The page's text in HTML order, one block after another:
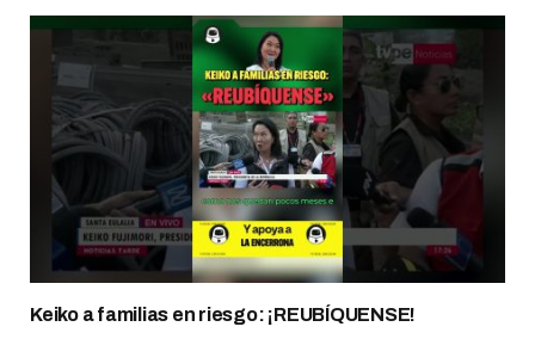
Keiko a familias en riesgo: ¡REUBÍQUENSE!